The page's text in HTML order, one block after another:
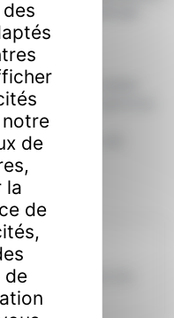
de l'enfant handicapé
de l'AEEH, l'enfant
pas</span> percevoir
à <span
mensuel brut, soit
ses ressources à la
de
la
de
de